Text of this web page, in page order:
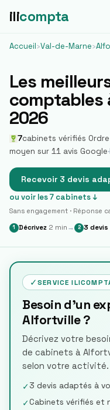
ilicompta
Accueil›Val-de-Marne›
Les
comptables
2026
7cabinets vérifiés Ordre
moyen sur 11 avis Google·
Recevoir 3 devis
ou voir les7 cabinets ↓
Sans engagement · Réponse
1 Décrivez 2 min → 2 3 devis
✓ SERVICE
Besoin d'un
Alfortville ?
Décrivez votre
de cabinets à
selon votre activité.
✓3 devis adaptés à
✓Cabinets vérifiés et